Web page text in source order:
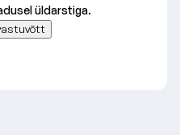
üldarstiga.